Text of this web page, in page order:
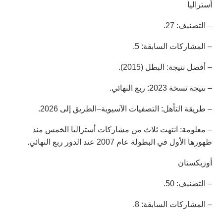
أستراليا
– التصنيف: 27.
– المشاركات السابقة: 5.
– أفضل نتيجة: البطل (2015).
– نتيجة نسخة 2023: ربع النهائي.
– طريقة التأهل: التصفيات الآسيوية–الطريق إلى 2026.
– معلومة: انتهت ثلاث من مشاركات أستراليا الخمس منذ
ظهورها الأول في البطولة عام 2007 عند الدور ربع النهائي.
أوزبكستان
– التصنيف: 50.
– المشاركات السابقة: 8.